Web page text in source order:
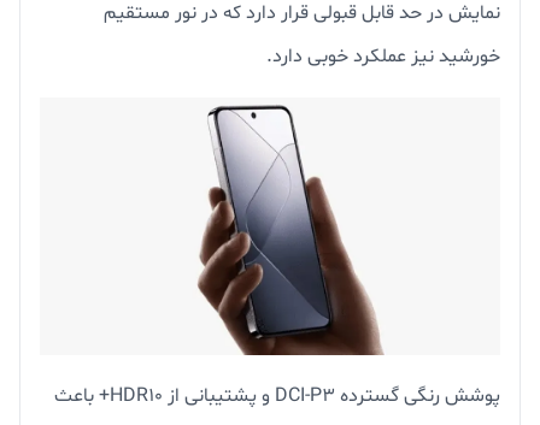
نمایش در حد قابل قبولی قرار دارد که در نور مستقیم
خورشید نیز عملکرد خوبی دارد.
پوشش رنگی گسترده DCI-P3 و پشتیبانی از HDR10+ باعث